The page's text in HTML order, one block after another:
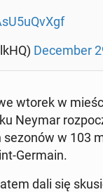
De­cem­ber
wtorek w
Neymar
w 103
Germain.
dali się